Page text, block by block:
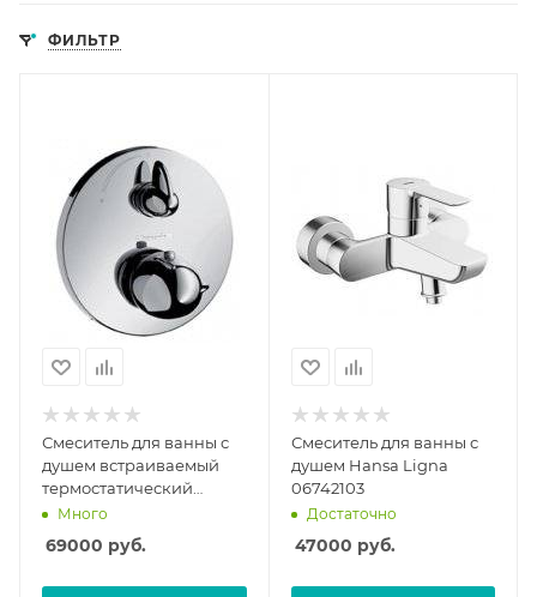
ФИЛЬТР
Смеситель для ванны с
душем встраиваемый
термостатический
Hansgrohe Ecostat E
круглый 15700000 без
скрытой части
Много
69000 руб.
Смеситель для ванны с
душем Hansa Ligna
06742103
Достаточно
47000 руб.